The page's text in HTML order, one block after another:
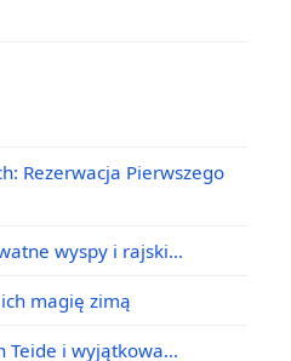
Rezerwacja Pierwszego
wyspy i rajski…
magię zimą
Teide i wyjątkowa…